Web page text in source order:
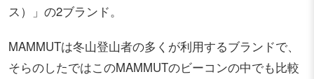
ス）」の2ブランド。
MAMMUTは冬山登山者の多くが利用するブランドで、
そらのしたではこのMAMMUTのビーコンの中でも比較